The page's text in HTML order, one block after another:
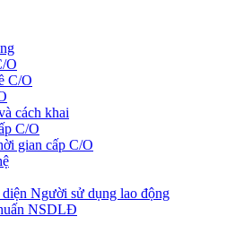
O
C/O
cách khai
C/O
gian cấp C/O
Người sử dụng lao động
NSDLĐ